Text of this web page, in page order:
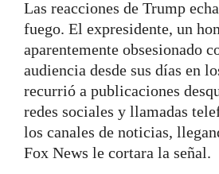
Las reacciones de Trump
fuego. El expresidente, un
aparentemente obsesionado
audiencia desde sus días en
recurrió a publicaciones
redes sociales y llamadas
los canales de noticias,
Fox News le cortara la señal.